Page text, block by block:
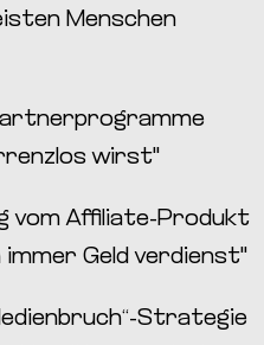
Menschen
wirst"
vom Affiliate-Produkt
Geld verdienst"
Strategie